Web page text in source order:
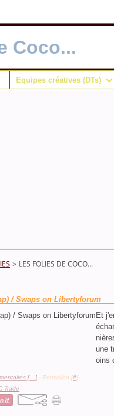
Coco...
Equipes créatives (DTs)
> LES FOLIES DE COCO...
/ Swaps on Libertyforum
Et
une
oins
[… ] - Permalien [#]
Trade